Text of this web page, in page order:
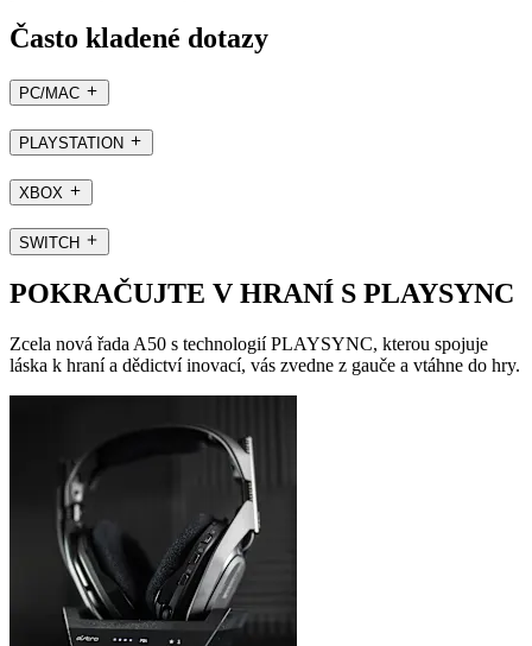
Často kladené dotazy
PC/MAC
PLAYSTATION
XBOX
SWITCH
POKRAČUJTE V HRANÍ S PLAYSYNC
Zcela nová řada A50 s technologií PLAYSYNC, kterou spojuje
láska k hraní a dědictví inovací, vás zvedne z gauče a vtáhne do hry.